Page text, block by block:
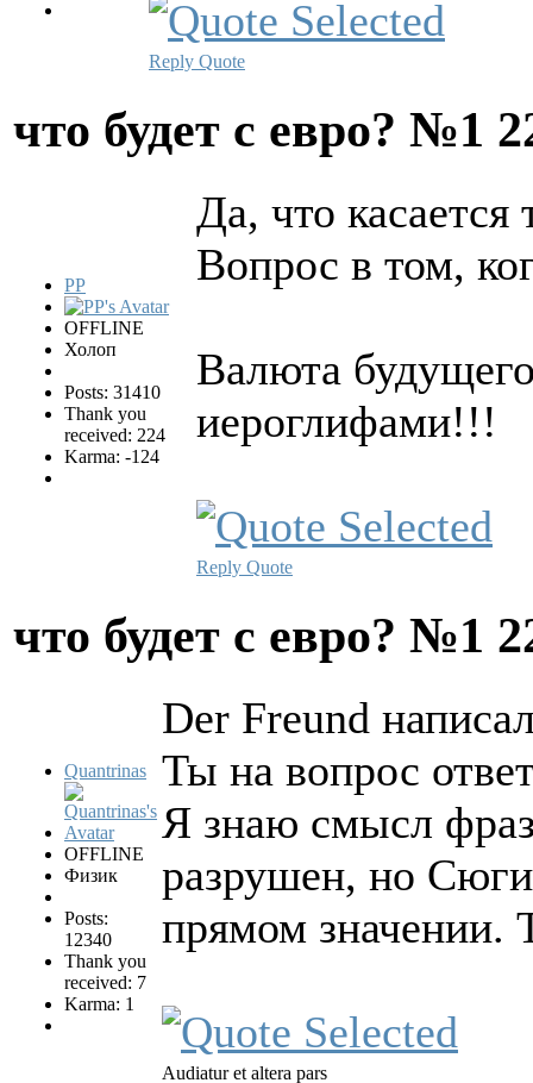
Reply Quote
что будет с евро? №1
PP
OFFLINE
Холоп
Posts: 31410
Thank you
received: 224
Karma: -124
Да, что
Вопрос в том,
Валюта
иероглифами!!!
Reply Quote
что будет с евро? №1
Quantrinas
OFFLINE
Физик
Posts:
12340
Thank you
received: 7
Karma: 1
Der Freund
Ты на вопрос
Я знаю смысл
разрушен, но
прямом значении.
Audiatur et altera pars